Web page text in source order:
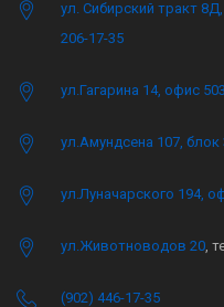
ул. Сибирский тракт
206-17-35
ул.Гагарина 14, офис 503
ул.Амундсена 107, блок
ул.Луначарского 194,
ул.Животноводов 20 ,
(902) 446-17-35